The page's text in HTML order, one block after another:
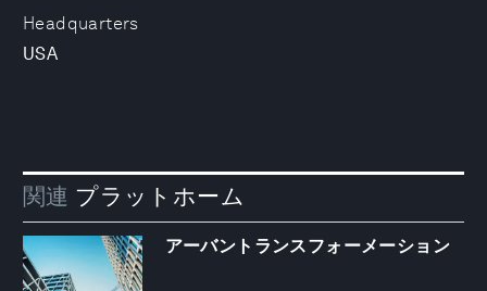
Headquarters
USA
関連 プラットホーム
アーバントランスフォーメーション